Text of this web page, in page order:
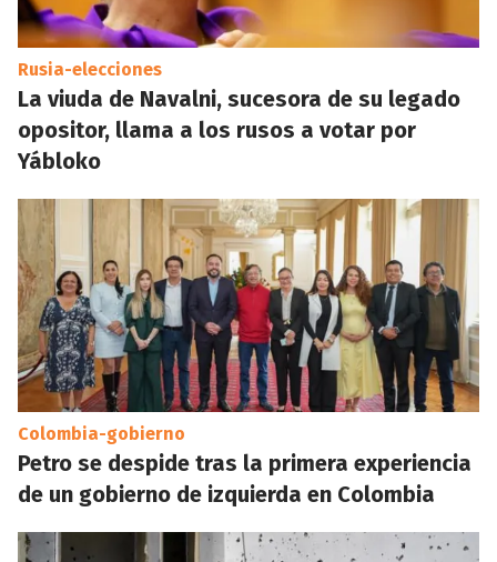
Rusia-elecciones
La viuda de Navalni, sucesora de su legado
opositor, llama a los rusos a votar por
Yábloko
Colombia-gobierno
Petro se despide tras la primera experiencia
de un gobierno de izquierda en Colombia